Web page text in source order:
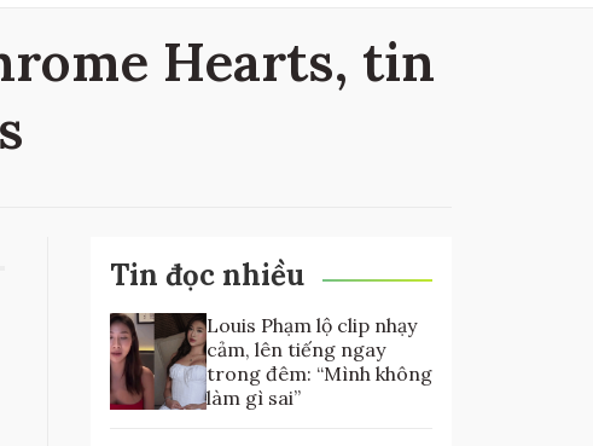
Hearts, tin
Tin đọc nhiều
Louis Phạm lộ clip nhạy
cảm, lên tiếng ngay
trong đêm: “Mình không
làm gì sai”